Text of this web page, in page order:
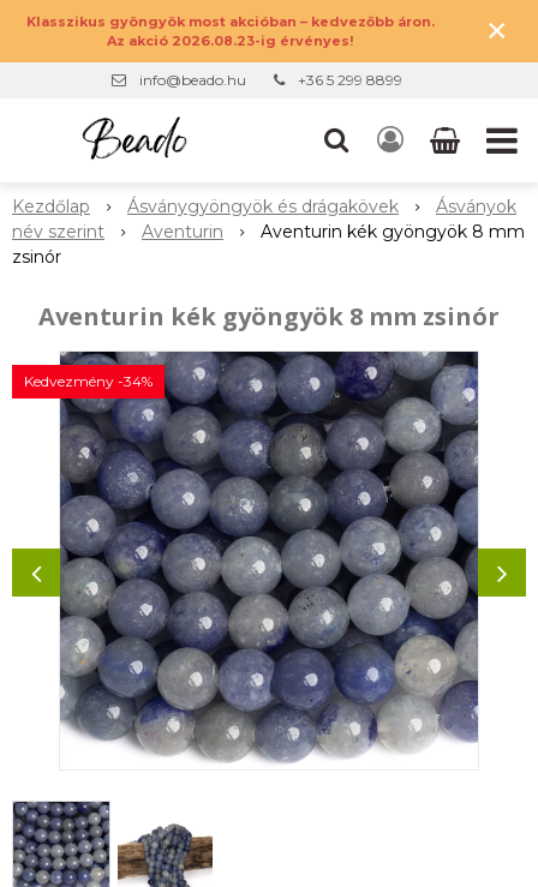
Klasszikus gyöngyök most akcióban – kedvezőbb áron.
Az akció 2026.08.23-ig érvényes!
×
info@beado.hu +36 5 299 8899
Kezdőlap Ásványgyöngyök és drágakövek
Ásványok
név szerint
Aventurin
Aventurin kék gyöngyök 8 mm
zsinór
Aventurin kék gyöngyök 8 mm zsinór
Kedvezmény -34%